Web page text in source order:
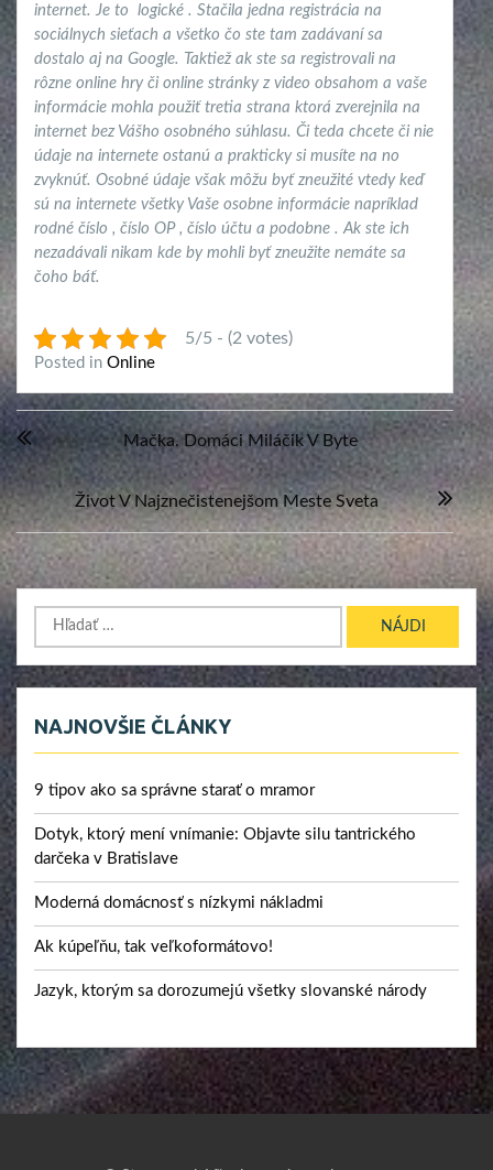
internet. Je to logické . Stačila jedna registrácia na
sociálnych sieťach a všetko čo ste tam zadávaní sa
dostalo aj na Google. Taktiež ak ste sa registrovali na
rôzne online hry či online stránky z video obsahom a vaše
informácie mohla použiť tretia strana ktorá zverejnila na
internet bez Vášho osobného súhlasu. Či teda chcete či nie
údaje na internete ostanú a prakticky si musíte na no
zvyknúť. Osobné údaje však môžu byť zneužité vtedy keď
sú na internete všetky Vaše osobne informácie napríklad
rodné číslo , číslo OP , číslo účtu a podobne . Ak ste ich
nezadávali nikam kde by mohli byť zneužite nemáte sa
čoho báť.
5/5 - (2 votes)
Posted in Online
Navigácia
v
článku
Mačka. Domáci Miláčik V Byte
Život V Najznečistenejšom Meste Sveta
Hľadať:
NAJNOVŠIE ČLÁNKY
9 tipov ako sa správne starať o mramor
Dotyk, ktorý mení vnímanie: Objavte silu tantrického
darčeka v Bratislave
Moderná domácnosť s nízkymi nákladmi
Ak kúpeľňu, tak veľkoformátovo!
Jazyk, ktorým sa dorozumejú všetky slovanské národy